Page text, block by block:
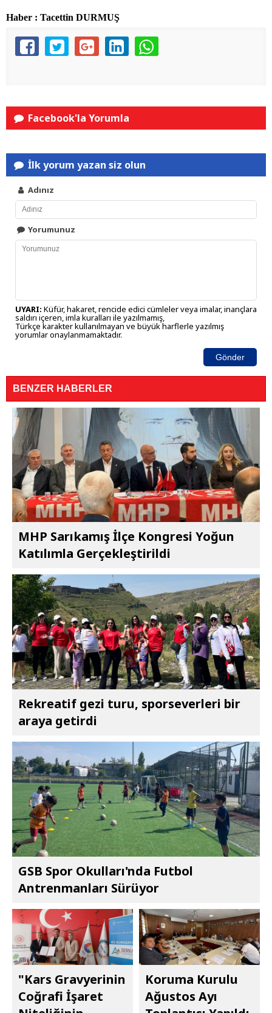
Haber : Tacettin DURMUŞ
Facebook'la Yorumla
İlk yorum yazan siz olun
Adınız
Yorumunuz
UYARI: Küfür, hakaret, rencide edici cümleler veya imalar, inançlara
saldırı içeren, imla kuralları ile yazılmamış,
Türkçe karakter kullanılmayan ve büyük harflerle yazılmış
yorumlar onaylanmamaktadır.
Gönder
BENZER HABERLER
MHP Sarıkamış İlçe Kongresi Yoğun
Katılımla Gerçekleştirildi
Rekreatif gezi turu, sporseverleri bir
araya getirdi
GSB Spor Okulları'nda Futbol
Antrenmanları Sürüyor
"Kars Gravyerinin
Coğrafi İşaret
Koruma Kurulu
Ağustos Ayı